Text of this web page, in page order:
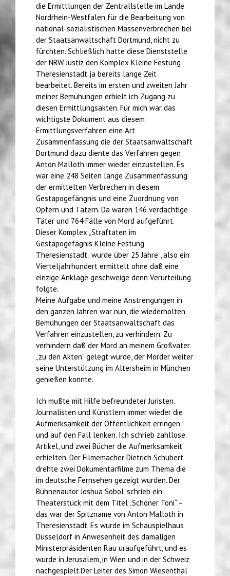
die Ermittlungen der Zentrallstelle im Lande
Nordrhein-Westfalen für die Bearbeitung von
national-sozialistischen Massenverbrechen bei
der Staatsanwaltschaft Dortmund, nicht zu
fürchten. Schließlich hatte diese Dienststelle
der NRW Justiz den Komplex Kleine Festung
Theresienstadt ja bereits lange Zeit
bearbeitet. Bereits im ersten und zweiten Jahr
meiner Bemühungen erhielt ich Zugang zu
diesen Ermittlungsakten. Für mich war das
wichtigste Dokument aus diesem
Ermittlungsverfahren eine Art
Zusammenfassung die der Staatsanwaltschaft
Dortmund dazu diente das Verfahren gegen
Anton Malloth immer wieder einzustellen. Es
war eine 248 Seiten lange Zusammenfassung
der ermittelten Verbrechen in diesem
Gestapogefängnis und eine Zuordnung von
Opfern und Tätern. Da waren 146 verdächtige
Täter und 764 Fälle von Mord aufgeführt.
Dieser Komplex „Straftaten im
Gestapogefägnis Kleine Festung
Theresienstadt„ wurde über 25 Jahre , also ein
Vierteljahrhundert ermittelt ohne daß eine
einzige Anklage geschweige denn Verurteilung
folgte.
Meine Aufgabe und meine Anstrengungen in
den ganzen Jahren war nun, die wiederholten
Bemühungen der Staatsanwaltschaft das
Verfahren einzustellen, zu verhindern. Zu
verhindern daß der Mord an meinem Großvater
„zu den Akten“ gelegt wurde, der Mörder weiter
seine Unterstützung im Altersheim in München
genießen konnte.
Ich mußte mit Hilfe befreundeter Juristen.
Journalisten und Künstlern immer wieder die
Aufmerksamkeit der Öffentlichkeit erringen
und auf den Fall lenken. Ich schrieb zahllose
Artikel, und zwei Bücher die Aufmerksamkeit
erhielten. Der Filmemacher Dietrich Schubert
drehte zwei Dokumentarfilme zum Thema die
im deutsche Fernsehen gezeigt wurden. Der
Bühnenautor Joshua Sobol, schrieb ein
Theaterstück mit dem Titel „Schöner Toni“ –
das war der Spitzname von Anton Malloth in
Theresienstadt. Es wurde im Schauspielhaus
Düsseldorf in Anwesenheit des damaligen
Ministerpräsidenten Rau uraufgeführt, und es
wurde in Jerusalem, in Wien und in der Schweiz
nachgespielt.Der Leiter des Simon Wiesenthal